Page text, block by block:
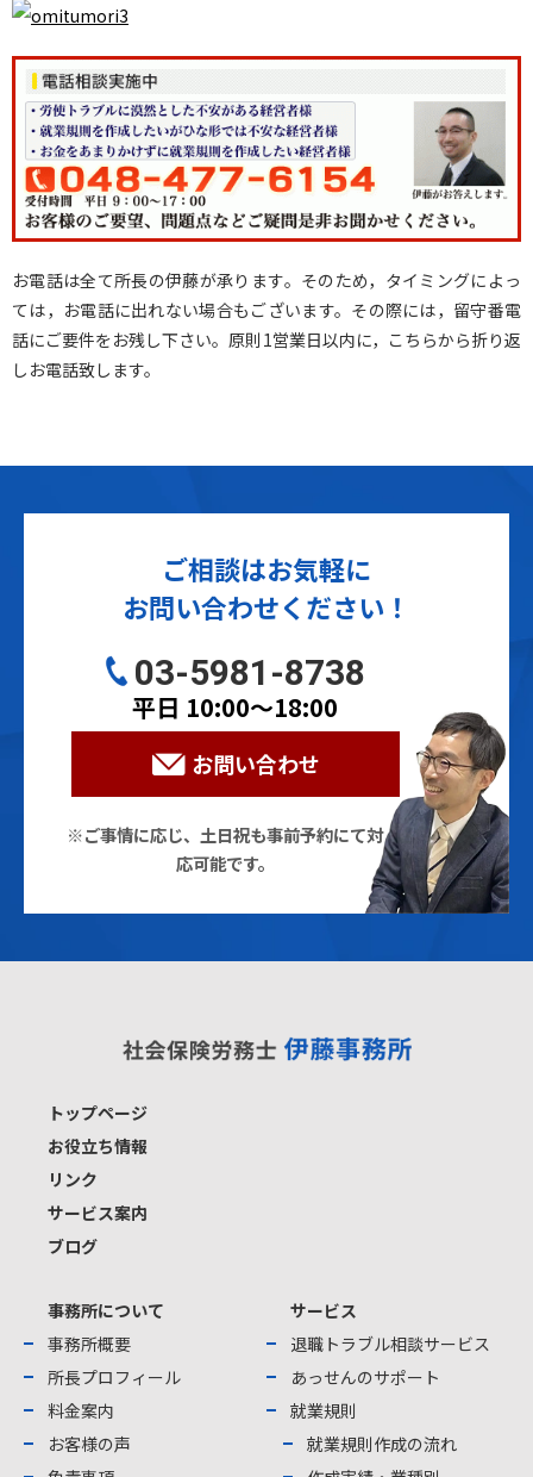
お電話は全て所長の伊藤が承ります。そのため，タイミングによっ
ては，お電話に出れない場合もございます。その際には，留守番電
話にご要件をお残し下さい。原則1営業日以内に，こちらから折り返
しお電話致します。
ご相談はお気軽に
お問い合わせください！
03-5981-8738
平日 10:00〜18:00
お問い合わせ
※ご事情に応じ、土日祝も事前予約にて対
応可能です。
トップページ
お役立ち情報
リンク
サービス案内
ブログ
事務所について
事務所概要
所長プロフィール
料金案内
お客様の声
サービス
退職トラブル相談サービス
あっせんのサポート
就業規則
就業規則作成の流れ